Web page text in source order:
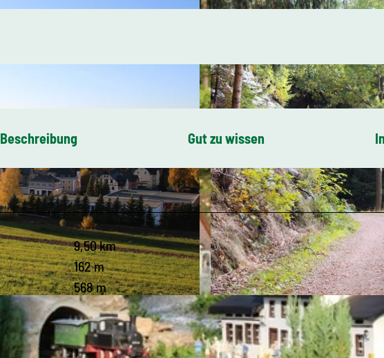
© Vanessa Schüppel, Greifensteinregion | CC-BY-ND
Beschreibung Gut zu wissen
9,50 km
162 m
568 m